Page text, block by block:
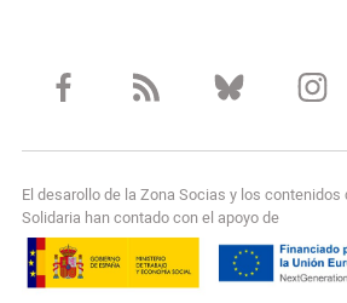
El desarollo de la Zona Socias y los contenidos
Solidaria han contado con el apoyo de